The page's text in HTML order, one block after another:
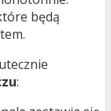
będą
: